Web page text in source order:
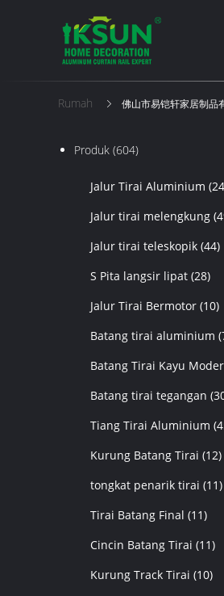
Rumah 佛山市易铠轩家居制品
Produk (604)
Jalur Tirai Aluminium
Jalur tirai melengkung
Jalur tirai teleskopik (44)
S Pita langsir lipat (28)
Jalur Tirai Bermotor (10)
Batang tirai aluminium
Batang Tirai Kayu
Batang tirai tegangan
Tiang Tirai Aluminium
Kurung Batang Tirai (12)
tongkat penarik tirai (11)
Tirai Batang Final (11)
Cincin Batang Tirai (11)
Kurung Track Tirai (10)